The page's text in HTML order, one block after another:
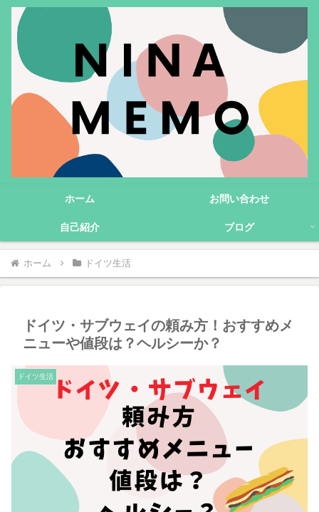
ホーム お問い合わせ
自己紹介 ブログ
ホーム ドイツ生活
ドイツ・サブウェイの頼み方！おすすめメ
ニューや値段は？ヘルシーか？
ドイツ生活